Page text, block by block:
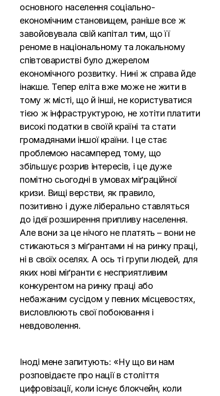
основного населення соціально-
економічним становищем, раніше все ж
завойовувала свій капітал тим, що її
реноме в національному та локальному
співтоваристві було джерелом
економічного розвитку. Нині ж справа йде
інакше. Тепер еліта вже може не жити в
тому ж місті, що й інші, не користуватися
тією ж інфраструктурою, не хотіти платити
високі податки в своїй країні та стати
громадянами іншої країни. І це стає
проблемою насамперед тому, що
збільшує розрив інтересів, і це дуже
помітно сьогодні в умовах міґраційної
кризи. Вищі верстви, як правило,
позитивно і дуже ліберально ставляться
до ідеї розширення припливу населення.
Але вони за це нічого не платять – вони не
стикаються з міґрантами ні на ринку праці,
ні в своїх оселях. А ось ті групи людей, для
яких нові міґранти є несприятливим
конкурентом на ринку праці або
небажаним сусідом у певних місцевостях,
висловлюють свої побоювання і
невдоволення.
Іноді мене запитують: «Ну що ви нам
розповідаєте про нації в століття
цифровізації, коли існує блокчейн, коли